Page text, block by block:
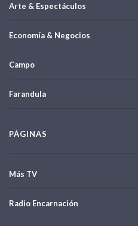
Arte & Espectáculos
Economía & Negocios
Campo
Farandula
PÁGINAS
Más TV
Radio Encarnación